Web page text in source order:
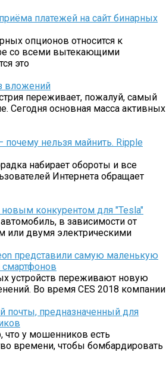
платежей на сайт бинарных
опционов относится к
со всеми вытекающими
это
вложений
переживает, пожалуй, самый
Сегодня основная масса активных
нельзя майнить. Ripple
набирает обороты и все
Интернета обращает
новым конкурентом для "Tesla"
в зависимости от
или двумя электрическими
представили самую маленькую
устройств переживают новую
Во время CES 2018 компании
почты, предназначенный для
что у мошенников есть
времени, чтобы бомбардировать